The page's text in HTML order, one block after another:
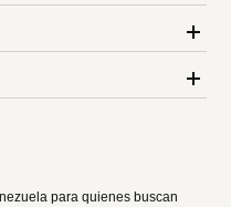
para quienes buscan